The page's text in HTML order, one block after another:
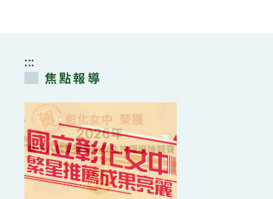
:::
焦點報導